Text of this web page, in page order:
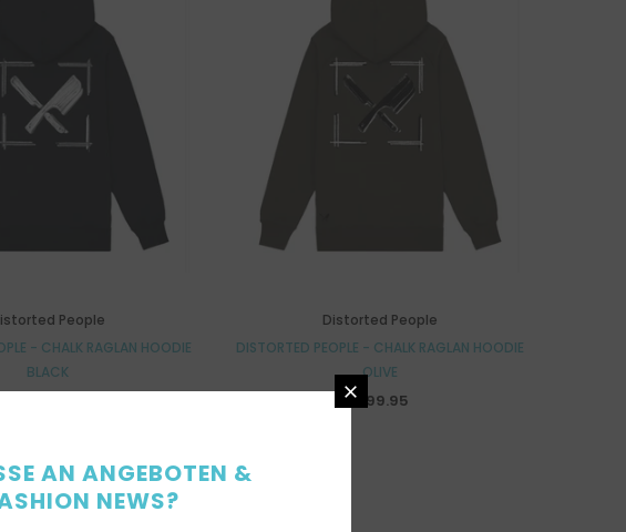
People
- CHALK RAGLAN HOODIE
BLACK
Distorted People
DISTORTED PEOPLE - CHALK RAGLAN HOODIE
OLIVE
€99.95
AN ANGEBOTEN &
NEWS?